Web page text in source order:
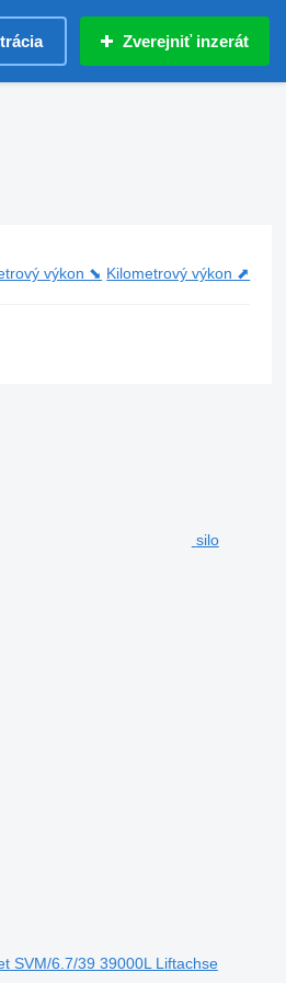
Zverejniť inzerát
výkon ⬊ Kilometrový výkon ⬈
silo
SVM/6.7/39 39000L Liftachse